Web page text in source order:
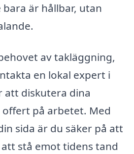
är hållbar, utan
av takläggning,
en lokal expert i
att diskutera dina
på arbetet. Med
sida är du säker på att
stå emot tidens tand